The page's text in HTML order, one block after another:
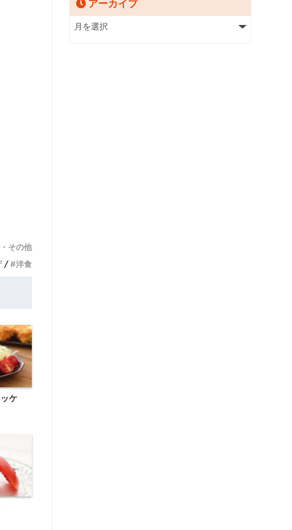
その他
洋食
ケ
アーカイブ